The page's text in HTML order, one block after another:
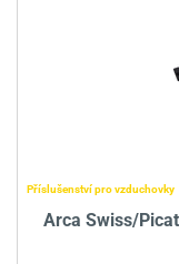
Příslušenství pro vzduchovky
Arca Swiss/